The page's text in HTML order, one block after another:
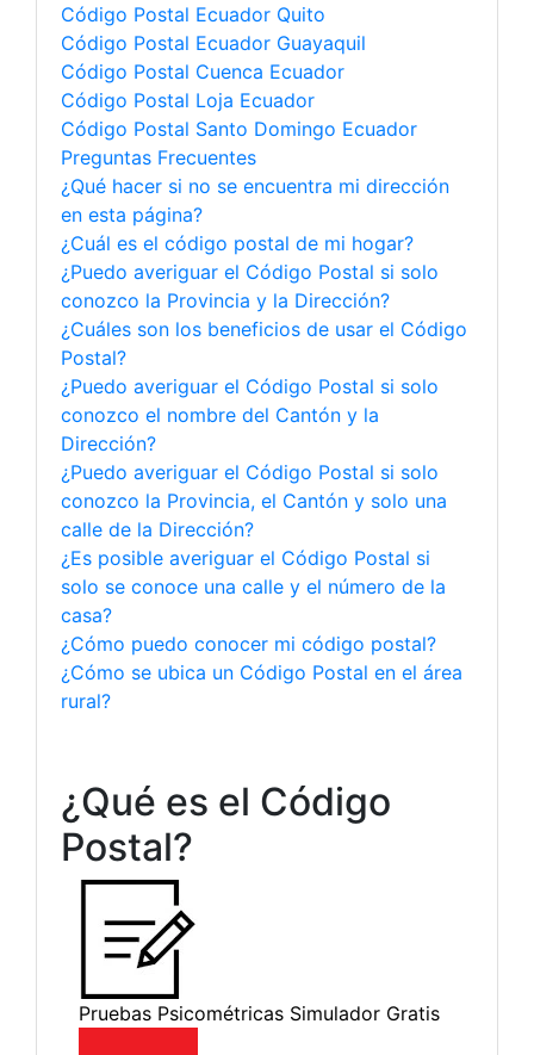
Código Postal Ecuador Quito
Código Postal Ecuador Guayaquil
Código Postal Cuenca Ecuador
Código Postal Loja Ecuador
Código Postal Santo Domingo Ecuador
Preguntas Frecuentes
¿Qué hacer si no se encuentra mi dirección
en esta página?
¿Cuál es el código postal de mi hogar?
¿Puedo averiguar el Código Postal si solo
conozco la Provincia y la Dirección?
¿Cuáles son los beneficios de usar el Código
Postal?
¿Puedo averiguar el Código Postal si solo
conozco el nombre del Cantón y la
Dirección?
¿Puedo averiguar el Código Postal si solo
conozco la Provincia, el Cantón y solo una
calle de la Dirección?
¿Es posible averiguar el Código Postal si
solo se conoce una calle y el número de la
casa?
¿Cómo puedo conocer mi código postal?
¿Cómo se ubica un Código Postal en el área
rural?
¿Qué es el Código
Postal?